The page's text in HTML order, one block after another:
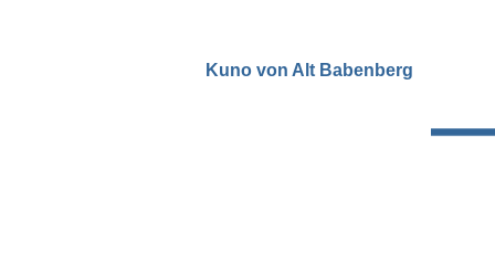
Kuno von Alt Babenberg